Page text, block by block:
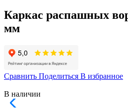
Каркас распашных
мм
Сравнить Поделиться В избранное
В наличии